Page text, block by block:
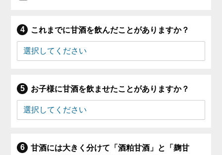
これまでに甘酒を飲んだことがありますか？
お子様に甘酒を飲ませたことがありますか？
甘酒には大きく分けて「酒粕甘酒」と「麹甘